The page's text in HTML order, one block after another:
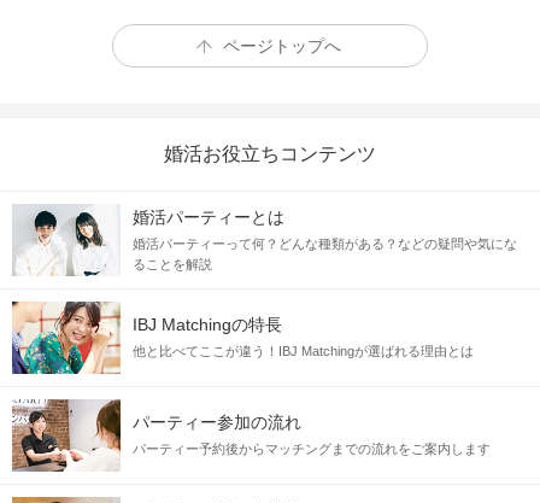
ページトップへ
婚活お役立ちコンテンツ
婚活パーティーとは
婚活パーティーって何？どんな種類がある？などの疑問や気にな
ることを解説
IBJ Matchingの特長
他と比べてここが違う！IBJ Matchingが選ばれる理由とは
パーティー参加の流れ
パーティー予約後からマッチングまでの流れをご案内します